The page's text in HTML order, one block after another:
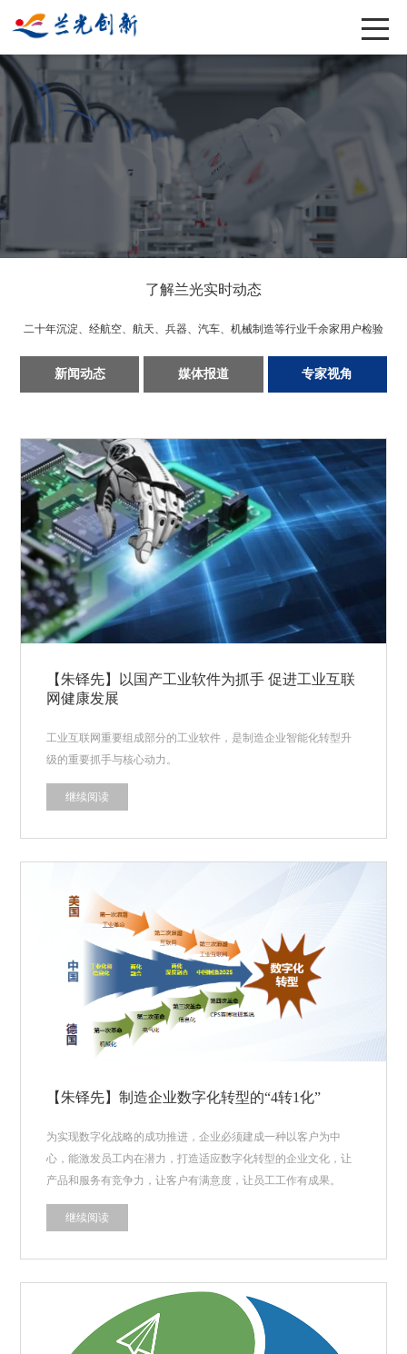
了解兰光实时动态
二十年沉淀、经航空、航天、兵器、汽车、机械制造等行业千余家用户检验
新闻动态 媒体报道 专家视角
【朱铎先】以国产工业软件为抓手 促进工业互联
网健康发展
工业互联网重要组成部分的工业软件，是制造企业智能化转型升
级的重要抓手与核心动力。
继续阅读
【朱铎先】制造企业数字化转型的“4转1化”
为实现数字化战略的成功推进，企业必须建成一种以客户为中
心，能激发员工内在潜力，打造适应数字化转型的企业文化，让
产品和服务有竞争力，让客户有满意度，让员工工作有成果。
继续阅读